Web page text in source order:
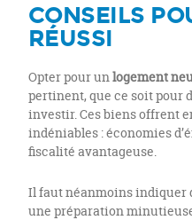
CONSEILS
RÉUSSI
Opter pour unlogement
pertinent, que ce soit pour
investir. Ces biens offrent
indéniables : économies
fiscalité avantageuse.
Il faut néanmoins indiquer
une préparation